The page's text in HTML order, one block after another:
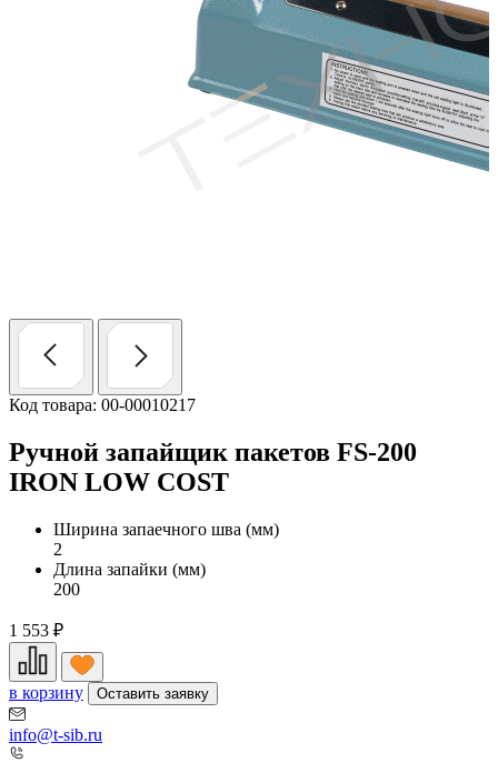
Код товара: 00-00010217
Ручной запайщик пакетов FS-200
IRON LOW COST
Ширина запаечного шва (мм)
2
Длина запайки (мм)
200
1 553 ₽
в корзину Оставить заявку
info@t-sib.ru